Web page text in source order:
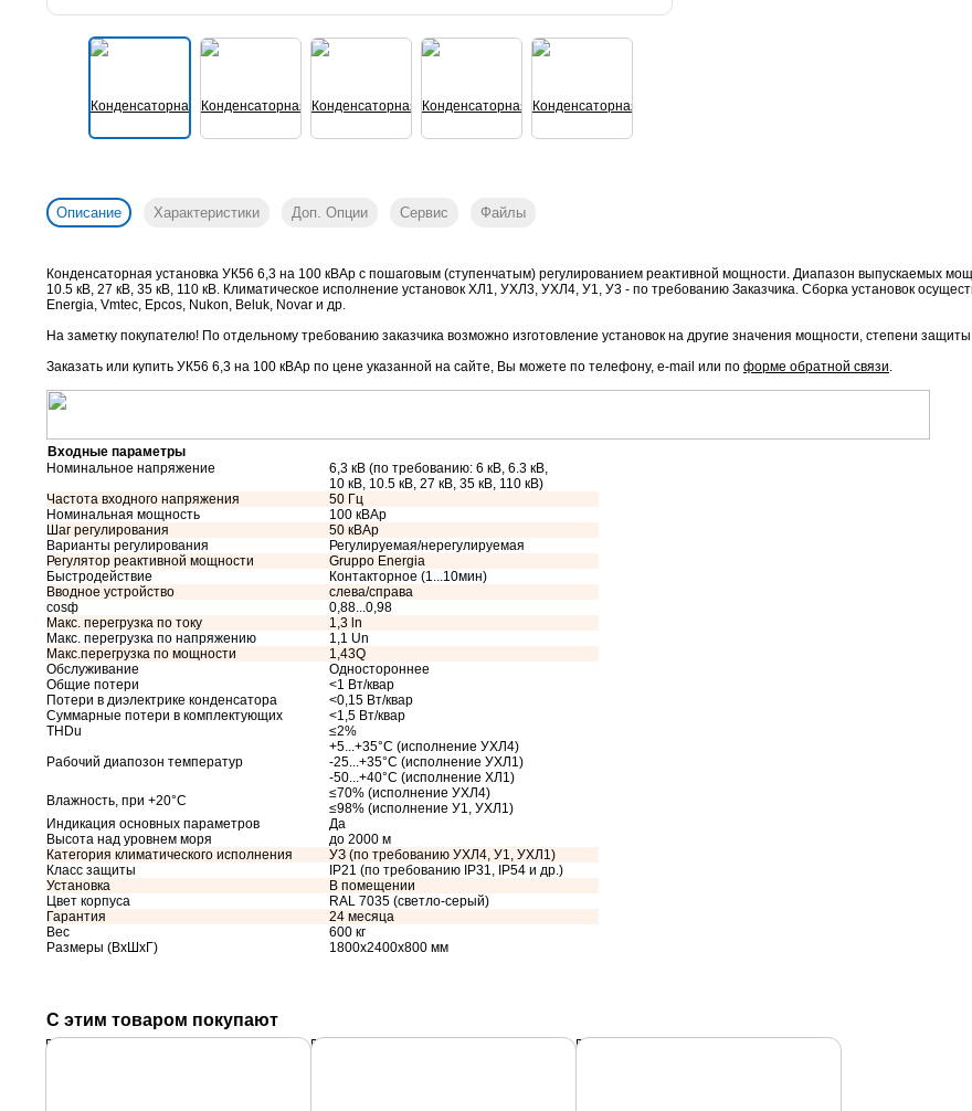
Описание Характеристики Доп. Опции Сервис Файлы
Конденсаторная установка УК56 6,3 на 100 кВАр с пошаговым (ступенчатым) регулированием реактивной мощности. Диапазон выпускаемых
10.5 кВ, 27 кВ, 35 кВ, 110 кВ. Климатическое исполнение установок ХЛ1, УХЛ3, УХЛ4, У1, У3 - по требованию Заказчика. Сборка установок
Energia, Vmtec, Epcos, Nukon, Beluk, Novar и др.
На заметку покупателю! По отдельному требованию заказчика возможно изготовление установок на другие значения мощности, степени
Заказать или купить УК56 6,3 на 100 кВАр по цене указанной на сайте, Вы можете по телефону, e-mail или по форме обратной связи.
Входные параметры
Номинальное напряжение
6,3 кВ (по требованию: 6 кВ, 6.3 кВ,
10 кВ, 10.5 кВ, 27 кВ, 35 кВ, 110 кВ)
Частота входного напряжения
50 Гц
Номинальная мощность
100 кВАр
Шаг регулирования
50 кВАр
Варианты регулирования
Регулируемая/нерегулируемая
Регулятор реактивной мощности
Gruppo Energia
Быстродействие
Контакторное (1...10мин)
Вводное устройство
слева/справа
cosф
0,88...0,98
Макс. перегрузка по току
1,3 ln
Макс. перегрузка по напряжению
1,1 Un
Макс.перегрузка по мощности
1,43Q
Обслуживание
Одностороннее
Общие потери
<1 Вт/квар
Потери в диэлектрике конденсатора
<0,15 Вт/квар
Суммарные потери в комплектующих
<1,5 Вт/квар
THDu
≤2%
Рабочий диапозон температур
+5...+35°С (исполнение УХЛ4)
-25...+35°С (исполнение УХЛ1)
-50...+40°С (исполнение ХЛ1)
Влажность, при +20°С
≤70% (исполнение УХЛ4)
≤98% (исполнение У1, УХЛ1)
Индикация основных параметров
Да
Высота над уровнем моря
до 2000 м
Категория климатического исполнения
УЗ (по требованию УХЛ4, У1, УХЛ1)
Класс защиты
IP21 (по требованию IP31, IP54 и др.)
Установка
В помещении
Цвет корпуса
RAL 7035 (светло-серый)
Гарантия
24 месяца
Вес
600 кг
Размеры (ВхШхГ)
1800х2400х800 мм
С этим товаром покупают
Подробнее Подробнее Подробнее